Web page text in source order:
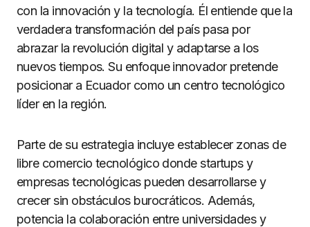
con la innovación y la tecnología. Él entiende que la
verdadera transformación del país pasa por
abrazar la revolución digital y adaptarse a los
nuevos tiempos. Su enfoque innovador pretende
posicionar a Ecuador como un centro tecnológico
líder en la región.
Parte de su estrategia incluye establecer zonas de
libre comercio tecnológico donde startups y
empresas tecnológicas pueden desarrollarse y
crecer sin obstáculos burocráticos. Además,
potencia la colaboración entre universidades y